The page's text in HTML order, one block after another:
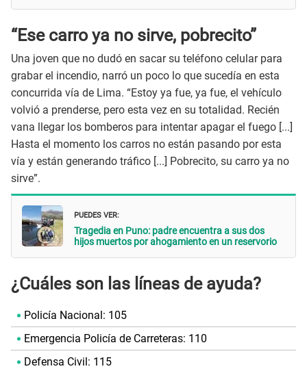
“Ese carro ya no sirve, pobrecito”
Una joven que no dudó en sacar su teléfono celular para
grabar el incendio, narró un poco lo que sucedía en esta
concurrida vía de Lima. “Estoy ya fue, ya fue, el vehículo
volvió a prenderse, pero esta vez en su totalidad. Recién
vana llegar los bomberos para intentar apagar el fuego [...]
Hasta el momento los carros no están pasando por esta
vía y están generando tráfico [...] Pobrecito, su carro ya no
sirve”.
PUEDES VER:
Tragedia en Puno: padre encuentra a sus dos
hijos muertos por ahogamiento en un reservorio
¿Cuáles son las líneas de ayuda?
Policía Nacional: 105
Emergencia Policía de Carreteras: 110
Defensa Civil: 115